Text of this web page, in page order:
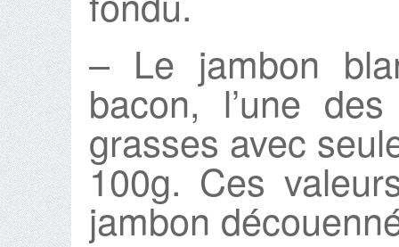
– Le jambon
bacon, l’une
grasses avec
100g. Ces
jambon